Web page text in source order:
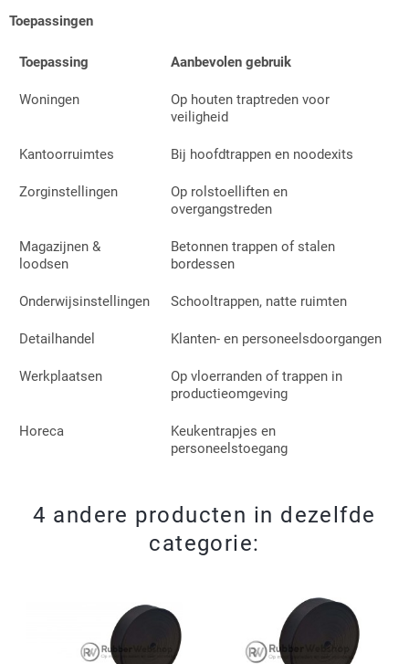
Toepassingen
Toepassing Aanbevolen gebruik
Woningen
Op houten traptreden voor
veiligheid
Kantoorruimtes Bij hoofdtrappen en noodexits
Zorginstellingen
Op rolstoelliften en
overgangstreden
Magazijnen &
loodsen
Betonnen trappen of stalen
bordessen
Onderwijsinstellingen Schooltrappen, natte ruimten
Detailhandel Klanten- en personeelsdoorgangen
Werkplaatsen
Op vloerranden of trappen in
productieomgeving
Horeca
Keukentrapjes en
personeelstoegang
4 andere producten in dezelfde
categorie: